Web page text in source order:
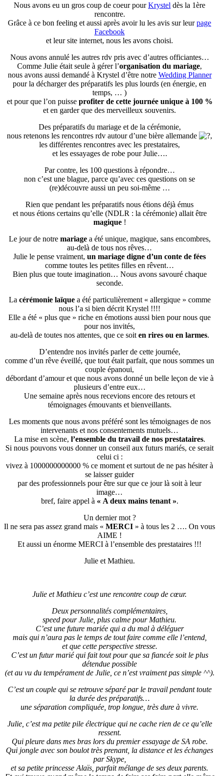
Nous avons eu un gros coup de coeur pourKrystel dès la 1ère
rencontre.
Grâce à ce bon feeling et aussi après avoir lu les avis sur leurpage
Facebook
et leur site internet, nous les avons choisi.
Nous avons annulé les autres rdv pris avec d’autres officiantes…
Comme Julie était seule à gérer l’organisation du mariage,
nous avons aussi demandé à Krystel d’être notre Wedding Planner
pour la décharger des préparatifs les plus lourds (en énergie, en
temps, … )
et pour que l’on puisseprofiter de cette journée unique à 100 %
et en garder que des merveilleux souvenirs.
Des préparatifs du mariage et de la cérémonie,
nous retenons les rencontres rdv autour d’une bière allemande
,
les différentes rencontres avec les prestataires,
et les essayages de robe pour Julie….
Par contre, les 100 questions à répondre…
non c’est une blague, parce qu’avec ces questions on se
(re)découvre aussi un peu soi-même …
Rien que pendant les préparatifs nous étions déjà émus
et nous étions certains qu’elle (NDLR : la cérémonie) allait être
magique!
Le jour de notre mariagea été unique, magique, sans encombres,
au-delà de tous nos rêves…
Julie le pense vraiment, un mariage digne d’un conte de fées
comme toutes les petites filles en rêvent…
Bien plus que toute imagination… Nous avons savouré chaque
seconde.
La cérémonie laïquea été particulièrement « allergique » comme
nous l’a si bien décrit Krystel !!!!
Elle a été « plus que » riche en émotions aussi bien pour nous que
pour nos invités,
au-delà de toutes nos attentes, que ce soit en rires ou en larmes.
D’entendre nos invités parler de cette journée,
comme d’un rêve éveillé, que tout était parfait, que nous sommes un
couple épanoui,
débordant d’amour et que nous avons donné un belle leçon de vie à
plusieurs d’entre eux…
Une semaine après nous recevions encore des retours et
témoignages émouvants et bienveillants.
Les moments que nous avons préféré sont les témoignages de nos
intervenants et nos consentements mutuels…
La mise en scène, l’ensemble du travail de nos prestataires.
Si nous pouvons vous donner un conseil aux futurs mariés, ce serait
celui ci :
vivez à 1000000000000 % ce moment et surtout de ne pas hésiter à
se laisser guider
par des professionnels pour être sur que ce jour là soit à leur
image…
bref, faire appel à « A deux mains tenant ».
Un dernier mot ?
Il ne sera pas assez grand mais « MERCI » à tous les 2 …. On vous
AIME !
Et aussi un énorme MERCI à l’ensemble des prestataires !!!
Julie et Mathieu.
Julie et Mathieu c’est une rencontre coup de cœur.
Deux personnalités complémentaires,
speed pour Julie, plus calme pour Mathieu.
C’est une future mariée qui a du mal à déléguer
mais qui n’aura pas le temps de tout faire comme elle l’entend,
et que cette perspective stresse.
C’est un futur marié qui fait tout pour que sa fiancée soit le plus
détendue possible
(et au vu du tempérament de Julie, ce n’est vraiment pas simple ^^).
C’est un couple qui se retrouve séparé par le travail pendant toute
la durée des préparatifs…
une séparation compliquée, trop longue, très dure à vivre.
Julie, c’est ma petite pile électrique qui ne cache rien de ce qu’elle
ressent.
Qui pleure dans mes bras lors du premier essayage de SA robe.
Qui jongle avec son boulot très prenant, la distance et les échanges
par Skype,
et sa petite princesse Alaïs, parfait mélange de ses deux parents.